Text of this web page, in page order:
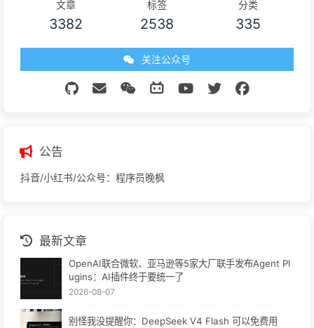
文章
3382
标签
2538
分类
335
关注公众号
公告
抖音/小红书/公众号：程序员晚枫
最新文章
OpenAI联合微软、亚马逊等5家大厂联手发布Agent Pl
ugins：AI插件终于要统一了
2026-08-07
别怪我没提醒你：DeepSeek V4 Flash 可以免费用